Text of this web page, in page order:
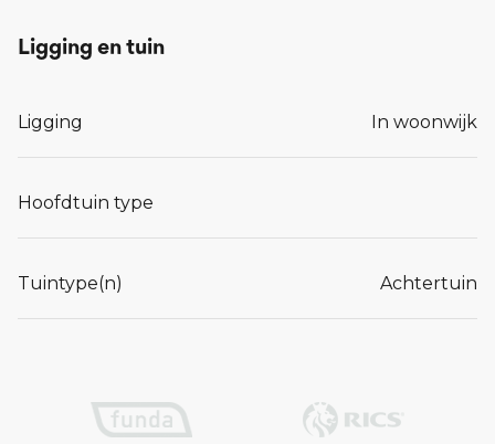
Ligging en tuin
Ligging In woonwijk
Hoofdtuin type
Tuintype(n) Achtertuin